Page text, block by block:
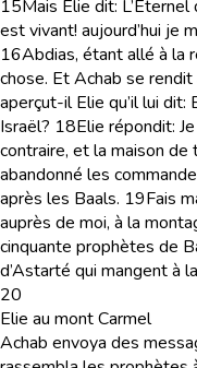
15Mais Elie dit:
est vivant! aujourd’hui je
16Abdias, étant allé à la
chose. Et Achab se rendit
aperçut-il Elie qu’il lui
Israël? 18Elie répondit:
contraire, et la maison de
abandonné les
après les Baals. 19Fais
auprès de moi, à la
cinquante prophètes de
d’Astarté qui mangent à
20
Elie au mont Carmel
Achab envoya des